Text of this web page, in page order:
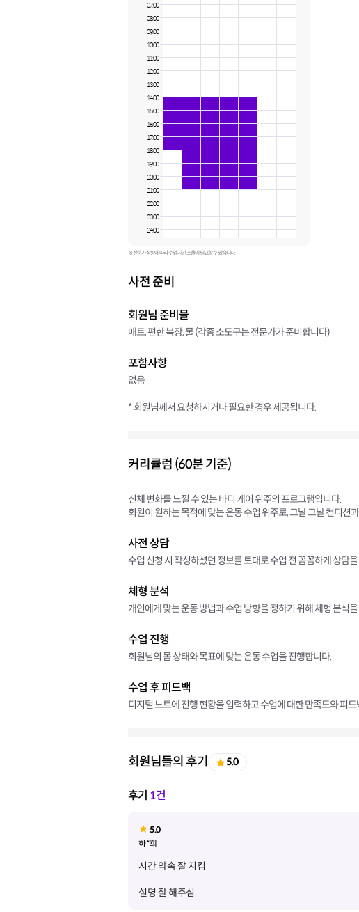
반림동, 반송동, 반지동, 불모산동,
사파동, 사파정동, 삼동동, 삼정자동,
상남동, 상복동, 성산동, 성주동,
신월동, 신촌동, 안민동, 양곡동,
07:00
08:00
09:00
10:00
11:00
12:00
13:00
14:00
15:00
16:00
17:00
18:00
19:00
20:00
21:00
22:00
23:00
24:00
※ 전문가 상황에 따라 수업 시간 조율이 필요할 수 있습니다.
사전 준비
회원님 준비물
매트, 편한 복장, 물 (각종 소도구는 전문가가 준비합니다)
포함사항
없음
* 회원님께서 요청하시거나 필요한 경우 제공됩니다.
커리큘럼 (60분 기준)
신체 변화를 느낄 수 있는 바디 케어 위주의 프로그램입니다.
회원이 원하는 목적에 맞는 운동 수업 위주로, 그날 그날 컨디션
사전 상담
수업 신청 시 작성하셨던 정보를 토대로 수업 전 꼼꼼하게 상담
체형 분석
개인에게 맞는 운동 방법과 수업 방향을 정하기 위해 체형 분석
수업 진행
회원님의 몸 상태와 목표에 맞는 운동 수업을 진행합니다.
수업 후 피드백
디지털 노트에 진행 현황을 입력하고 수업에 대한 만족도와 피
회원님들의 후기 5.0
후기 1건
5.0
하*희
설명 잘 해주심